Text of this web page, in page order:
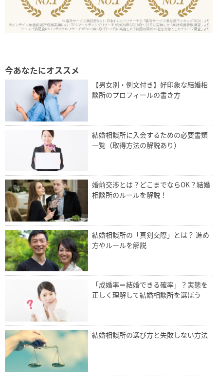
今あなたにオススメ
【男女別・例文付き】好印象な結婚相
談所のプロフィールの書き方
結婚相談所に入会するための必要書類
一覧（取得方法の解説あり）
婚前交渉とは？どこまでならOK？結婚
相談所のルールを解説！
結婚相談所の「真剣交際」とは？ 進め
方やルールを解説
「成婚率＝結婚できる確率」？実態を
正しく理解して結婚相談所を選ぼう
結婚相談所の選び方と失敗しない方法